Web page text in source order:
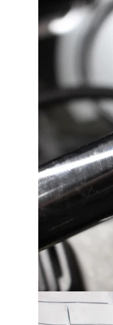
バイク館で
な概算のお支
ます。
「お問い合わ